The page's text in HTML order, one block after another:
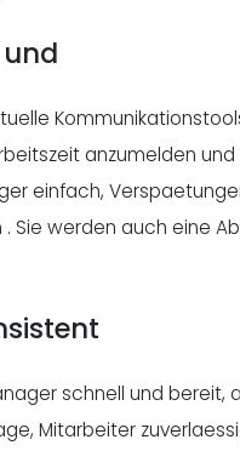
anzumelden
einfach,
. Sie werden auch eine
schnell und
Mitarbeiter